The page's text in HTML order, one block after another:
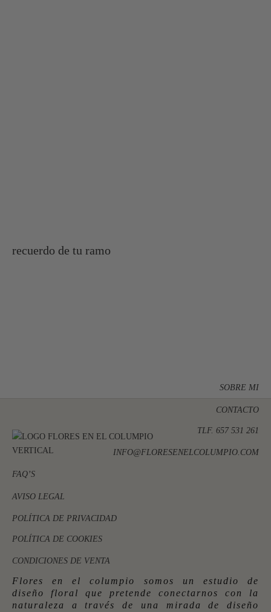
recuerdo de tu ramo
Flores en el columpio somos un estudio de
diseño floral que pretende conectarnos con la
naturaleza a través de una mirada de diseño
SOBRE MI
CONTACTO
TLF. 657 531 261
INFO@FLORESENELCOLUMPIO.COM
FAQ’S
AVISO LEGAL
POLÍTICA DE PRIVACIDAD
POLÍTICA DE COOKIES
CONDICIONES DE VENTA